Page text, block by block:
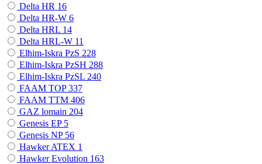
Delta HR 16
Delta HR-W 6
Delta HRL 14
Delta HRL-W 11
Elhim-Iskra PzS 228
Elhim-Iskra PzSH 288
Elhim-Iskra PzSL 240
FAAM TOP337
FAAM TTM 406
GAZ lomain 204
Genesis EP 5
Genesis NP 56
Hawker ATEX 1
Hawker Evolution 163